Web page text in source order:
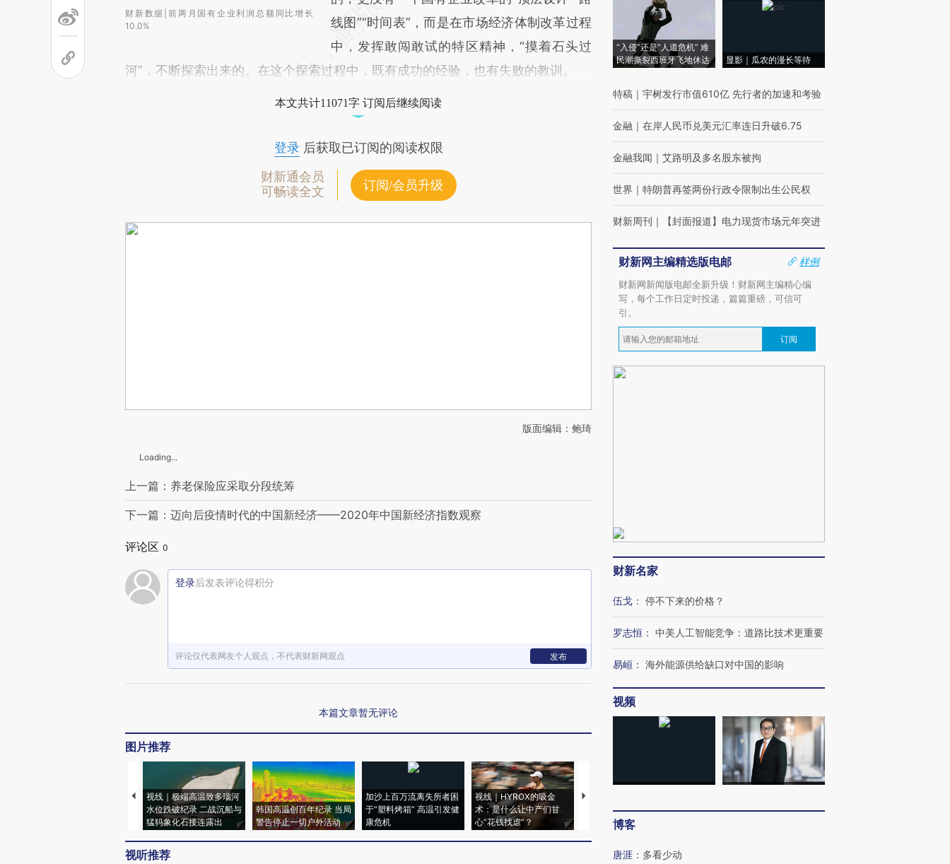
财新数据|前两月国有企业利润总额同比增长
10.0%
线图”“时间表”，而是在市场经济体制改革过程
中，发挥敢闯敢试的特区精神，“摸着石头过
河”，不断探索出来的。在这个探索过程中，既有成功的经验，也有失败的教训。
本文共计11071字 订阅后继续阅读
登录后获取已订阅的阅读权限
财新通会员
可畅读全文
订阅/会员升级
版面编辑：鲍琦
Loading...
上一篇：养老保险应采取分段统筹
下一篇：迈向后疫情时代的中国新经济——2020年中国新经济指数观察
评论区 0
登录后发表评论得积分
评论仅代表网友个人观点，不代表财新网观点 发布
本篇文章暂无评论
图片推荐
视线｜极端高温致多瑙河
水位跌破纪录 二战沉船与
猛犸象化石接连露出
韩国高温创百年纪录 当局
警告停止一切户外活动
加沙上百万流离失所者困
于“塑料烤箱” 高温引发健
康危机
视线｜HYROX的吸金
术：是什么让中产们甘
心“花钱找虐”？
马航飞行员跨国走私7万
粒摇头丸 尿检体内含3种
度Z世代 用街头抗争将教
机”？难民潮撕裂西班牙
视听推荐
“入侵”还是“人道危机” 难
民潮撕裂西班牙飞地休达
显影｜瓜农的漫长等待
特稿 ｜ 宇树发行市值610亿 先行者的加速和考验
金融 ｜ 在岸人民币兑美元汇率连日升破6.75
金融我闻 ｜ 艾路明及多名股东被拘
世界 ｜ 特朗普再签两份行政令限制出生公民权
财新周刊 ｜ 【封面报道】电力现货市场元年突进
财新网主编精选版电邮
样例
财新网新闻版电邮全新升级！财新网主编精心编
写，每个工作日定时投递，篇篇重磅，可信可
引。
订阅
财新名家
伍戈 ： 停不下来的价格？
罗志恒 ： 中美人工智能竞争：道路比技术更重要
易峘 ： 海外能源供给缺口对中国的影响
视频
博客
唐涯 ： 多看少动